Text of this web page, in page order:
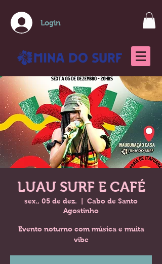
Login
LUAU SURF E CAFÉ
sex., 05 de dez.
Cabo de Santo
Agostinho
Evento noturno com música e muita
vibe